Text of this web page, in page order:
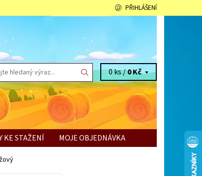
PŘIHLÁŠENÍ
0 ks /0 Kč
KE STAŽENÍ
MOJE OBJEDNÁVKA